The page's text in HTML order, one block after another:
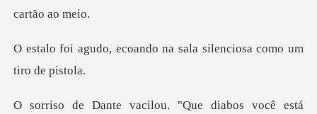
ando na sala silenciosa
vacilou. "Que diabo